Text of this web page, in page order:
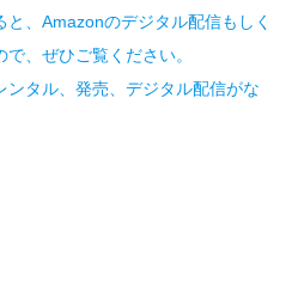
、Amazonのデジタル配信もしく
、ぜひご覧ください。
タル、発売、デジタル配信がな